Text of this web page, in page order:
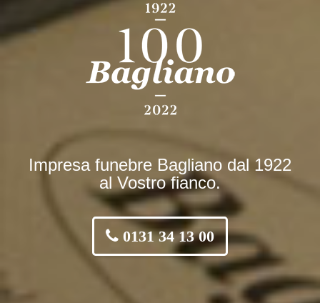
Impresa funebre Bagliano dal 1922
al Vostro fianco.
0131 34 13 00